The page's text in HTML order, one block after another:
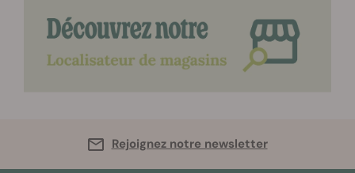
Rejoignez notre newsletter